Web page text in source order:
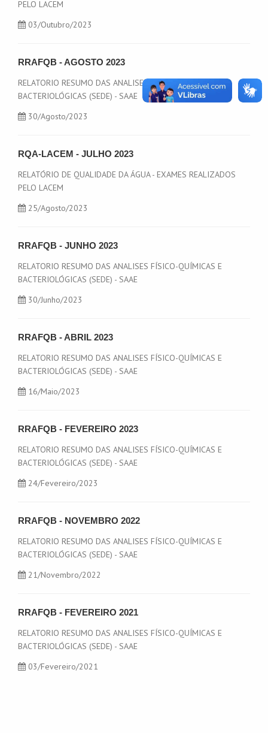
PELO LACEM
03/Outubro/2023
RRAFQB - AGOSTO 2023
RELATORIO RESUMO DAS ANALISES FÍSICO-QUÍMICAS E
BACTERIOLÓGICAS (SEDE) - SAAE
30/Agosto/2023
RQA-LACEM - JULHO 2023
RELATÓRIO DE QUALIDADE DA ÁGUA - EXAMES REALIZADOS
PELO LACEM
25/Agosto/2023
RRAFQB - JUNHO 2023
RELATORIO RESUMO DAS ANALISES FÍSICO-QUÍMICAS E
BACTERIOLÓGICAS (SEDE) - SAAE
30/Junho/2023
RRAFQB - ABRIL 2023
RELATORIO RESUMO DAS ANALISES FÍSICO-QUÍMICAS E
BACTERIOLÓGICAS (SEDE) - SAAE
16/Maio/2023
RRAFQB - FEVEREIRO 2023
RELATORIO RESUMO DAS ANALISES FÍSICO-QUÍMICAS E
BACTERIOLÓGICAS (SEDE) - SAAE
24/Fevereiro/2023
RRAFQB - NOVEMBRO 2022
RELATORIO RESUMO DAS ANALISES FÍSICO-QUÍMICAS E
BACTERIOLÓGICAS (SEDE) - SAAE
21/Novembro/2022
RRAFQB - FEVEREIRO 2021
RELATORIO RESUMO DAS ANALISES FÍSICO-QUÍMICAS E
BACTERIOLÓGICAS (SEDE) - SAAE
03/Fevereiro/2021